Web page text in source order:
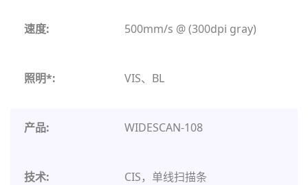
500mm/s @ (300dpi gray)
VIS、BL
WIDESCAN-108
CIS，单线扫描条